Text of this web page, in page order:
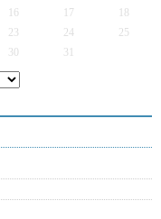
16 17
23 24
25
30 31